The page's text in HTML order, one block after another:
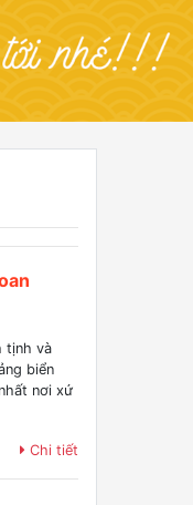
tịnh và
biển
nơi xứ
Chi tiết